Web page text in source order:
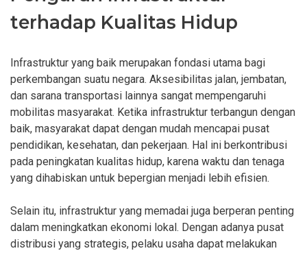
terhadap Kualitas Hidup
Infrastruktur yang baik merupakan fondasi utama bagi
perkembangan suatu negara. Aksesibilitas jalan, jembatan,
dan sarana transportasi lainnya sangat mempengaruhi
mobilitas masyarakat. Ketika infrastruktur terbangun dengan
baik, masyarakat dapat dengan mudah mencapai pusat
pendidikan, kesehatan, dan pekerjaan. Hal ini berkontribusi
pada peningkatan kualitas hidup, karena waktu dan tenaga
yang dihabiskan untuk bepergian menjadi lebih efisien.
Selain itu, infrastruktur yang memadai juga berperan penting
dalam meningkatkan ekonomi lokal. Dengan adanya pusat
distribusi yang strategis, pelaku usaha dapat melakukan